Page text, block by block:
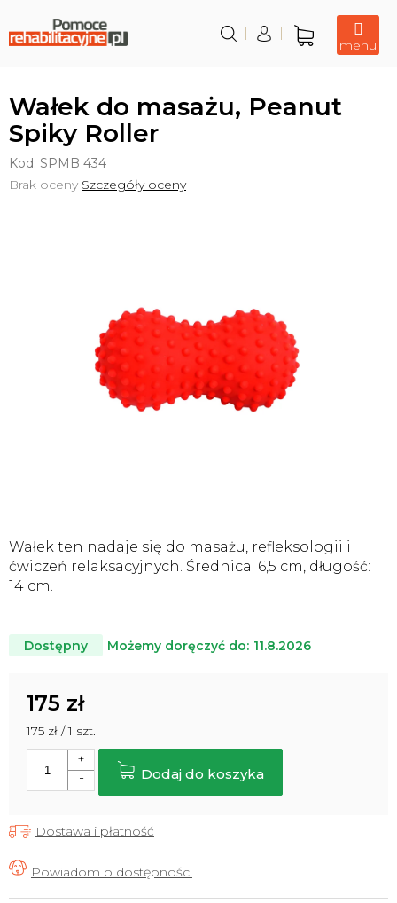
treści
Koszyk
Wałek do masażu, Peanut
Spiky Roller
Kod: SPMB 434
Średnia
Brak oceny Szczegóły oceny
Dostępny Możemy doręczyć do: 11.8.2026
175 zł
Cena
jednostkowa:
175 zł / 1 szt.
Dodaj do koszyka
Wałek ten nadaje się do masażu, refleksologii i
ćwiczeń relaksacyjnych. Średnica: 6,5 cm, długość:
14 cm.
Dostawa i płatność